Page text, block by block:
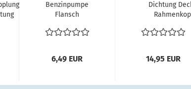
Benzinpumpe
Flansch
VW Käfer Typ1
6,49 EUR
Dichtung
14,95 EUR